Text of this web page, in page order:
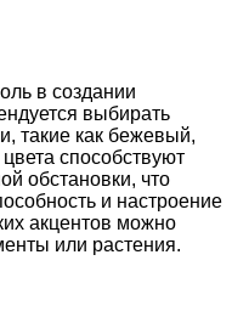
в создании
выбирать
такие как бежевый,
способствуют
обстановки, что
и настроение
акцентов можно
или растения.